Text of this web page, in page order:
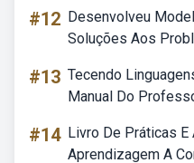
#12 Desenvolveu
Soluções Aos
#13 Tecendo
Manual Do
#14 Livro De Práticas E
Aprendizagem A